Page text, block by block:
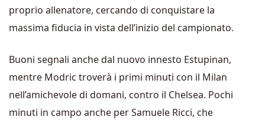
proprio allenatore, cercando di conquistare la
massima fiducia in vista dell’inizio del campionato.
Buoni segnali anche dal nuovo innesto Estupinan,
mentre Modric troverà i primi minuti con il Milan
nell’amichevole di domani, contro il Chelsea. Pochi
minuti in campo anche per Samuele Ricci, che